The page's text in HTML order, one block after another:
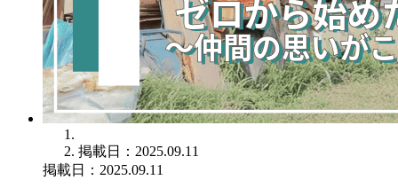
掲載日：2025.09.11
掲載日：2025.09.11